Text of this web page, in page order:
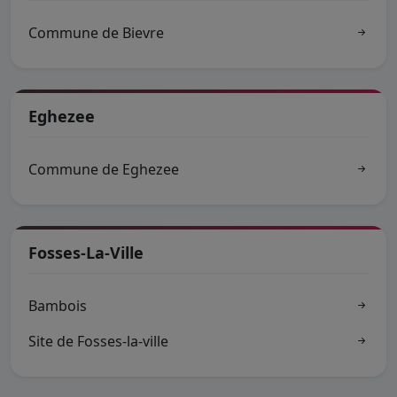
Commune de Bievre
Eghezee
Commune de Eghezee
Fosses-La-Ville
Bambois
Site de Fosses-la-ville